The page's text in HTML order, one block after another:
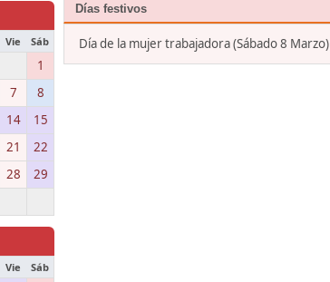
Vie Sáb
1
7
8
14
15
21
22
28
29
Vie Sáb
Días festivos
Día de la mujer trabajadora (Sábado 8 Marzo)